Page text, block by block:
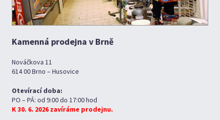
Kamenná prodejna v Brně
Nováčkova 11
614 00 Brno – Husovice
Otevírací doba:
PO – PÁ: od 9:00 do 17:00 hod
K 30. 6. 2026 zavíráme prodejnu.